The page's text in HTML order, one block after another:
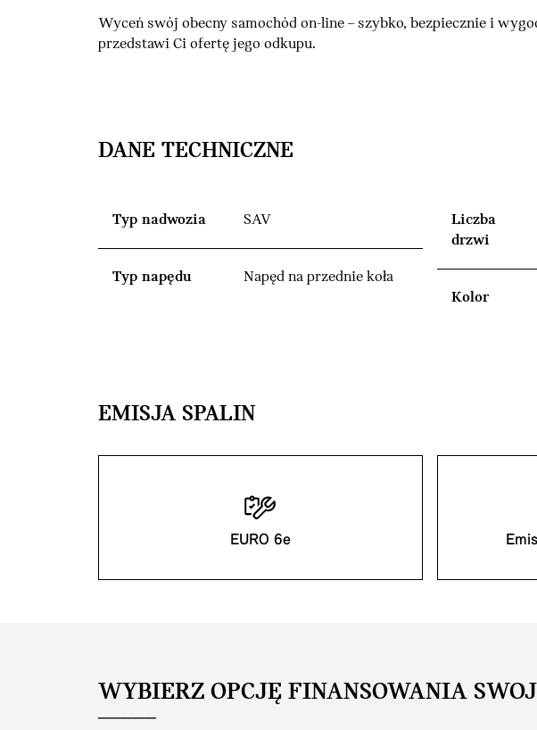
Wyceń swój obecny samochód on-line – szybko, bezpiecznie i
przedstawi Ci ofertę jego odkupu.
DANE TECHNICZNE
Typ nadwozia SAV
Typ napędu Napęd na przednie koła
Liczba
drzwi
Kolor
EMISJA SPALIN
EURO 6e
WYBIERZ OPCJĘ FINANSOWANIA